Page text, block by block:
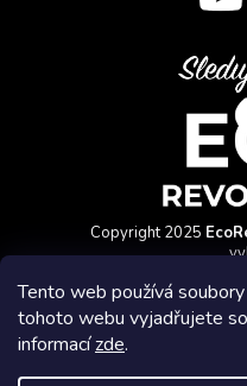
Tento web používá
tohoto webu vyjadřujete
informacízde.
Copyright 2025